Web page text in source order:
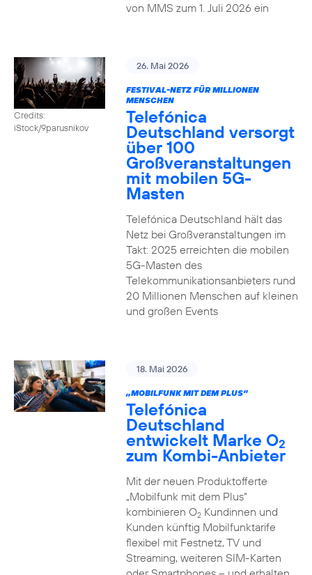
von MMS zum 1. Juli 2026 ein
Credits:
iStock/9parusnikov
26. Mai 2026
FESTIVAL-NETZ FÜR MILLIONEN
MENSCHEN
Telefónica
Deutschland versorgt
über 100
Großveranstaltungen
mit mobilen 5G-
Masten
Telefónica Deutschland hält das
Netz bei Großveranstaltungen im
Takt: 2025 erreichten die mobilen
5G-Masten des
Telekommunikationsanbieters rund
20 Millionen Menschen auf kleinen
und großen Events
18. Mai 2026
„MOBILFUNK MIT DEM PLUS”
Telefónica
Deutschland
entwickelt Marke O2
zum Kombi-Anbieter
Mit der neuen Produktofferte
„Mobilfunk mit dem Plus“
kombinieren O2Kundinnen und
Kunden künftig Mobilfunktarife
flexibel mit Festnetz, TV und
Streaming, weiteren SIM-Karten